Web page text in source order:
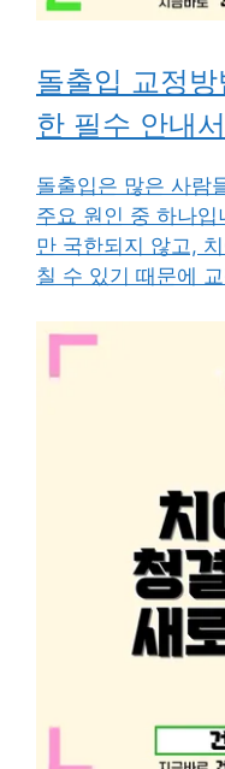
돌출입 교정
한 필수 안내
돌출입은 많은 사람
주요 원인 중 하나
만 국한되지 않고,
칠 수 있기 때문에